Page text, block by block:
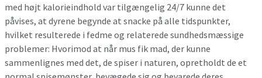
med højt kalorieindhold var tilgængelig 24/7 kunne det
påvises, at dyrene begynde at snacke på alle tidspunkter,
hvilket resulterede i fedme og relaterede sundhedsmæssige
problemer: Hvorimod at når mus fik mad, der kunne
sammenlignes med det, de spiser i naturen, opretholdt de et